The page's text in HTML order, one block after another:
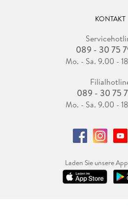
KONTAKT
089 - 30 75
Mo. - Sa. 9.00 -
089 - 30 75
Mo. - Sa. 9.00 -
Laden Sie unsere